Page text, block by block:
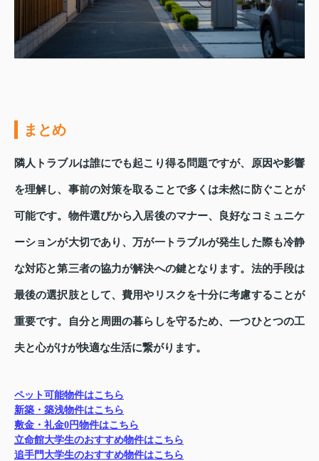
まとめ
隣人トラブルは誰にでも起こり得る問題ですが、原因や影響
を理解し、事前の対策を取ることで多くは未然に防ぐことが
可能です。物件選びから入居後のマナー、良好なコミュニケ
ーションが大切であり、万が一トラブルが発生した際も冷静
な対応と第三者の協力が解決への鍵となります。法的手段は
最後の選択肢として、費用やリスクを十分に考慮することが
重要です。自分と周囲の暮らしを守るため、一つひとつの工
夫と心がけが快適な生活に繋がります。
ペット可能物件はこちら
新築・築浅物件はこちら
敷金・礼金0円物件はこちら
立命館大学生のおすすめ物件はこちら
追手門大学生のおすすめ物件はこちら